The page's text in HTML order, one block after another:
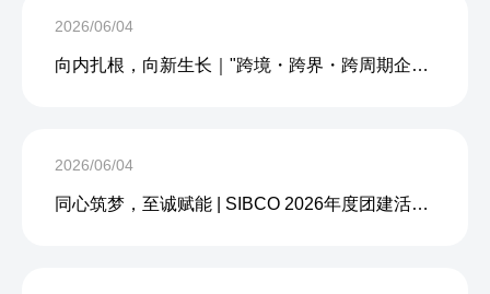
2026/06/04
向内扎根，向新生长｜"跨境・跨界・跨周期企业内生力沙龙"成功举办
2026/06/04
同心筑梦，至诚赋能 | SIBCO 2026年度团建活动圆满收官